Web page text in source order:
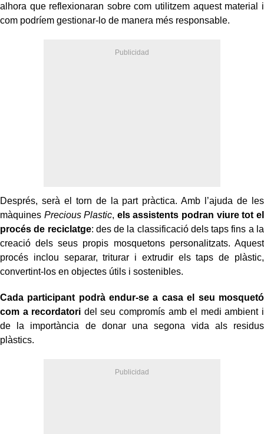
alhora que reflexionaran sobre com utilitzem aquest material i
com podríem gestionar-lo de manera més responsable.
Després, serà el torn de la part pràctica. Amb l’ajuda de les
màquines Precious Plastic, els assistents podran viure tot el
procés de reciclatge: des de la classificació dels taps fins a la
creació dels seus propis mosquetons personalitzats. Aquest
procés inclou separar, triturar i extrudir els taps de plàstic,
convertint-los en objectes útils i sostenibles.
Cada participant podrà endur-se a casa el seu mosquetó
com a recordatori del seu compromís amb el medi ambient i
de la importància de donar una segona vida als residus
plàstics.